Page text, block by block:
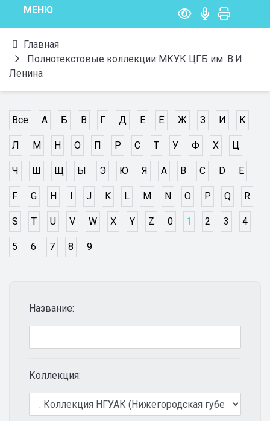
МЕНЮ
Главная
Полнотекстовые коллекции МКУК ЦГБ им. В.И.
Ленина
Название:
Коллекция:
Все А Б В Г Д Е Ё Ж З И К
Л М Н О П Р С Т У Ф Х Ц
Ч Ш Щ Ы Э Ю Я A B C D E
F G H I J K L M N O P Q R
S T U V W X Y Z 0 1 2 3 4
5 6 7 8 9